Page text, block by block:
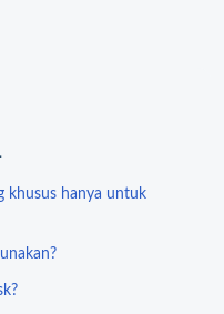
khusus hanya untuk